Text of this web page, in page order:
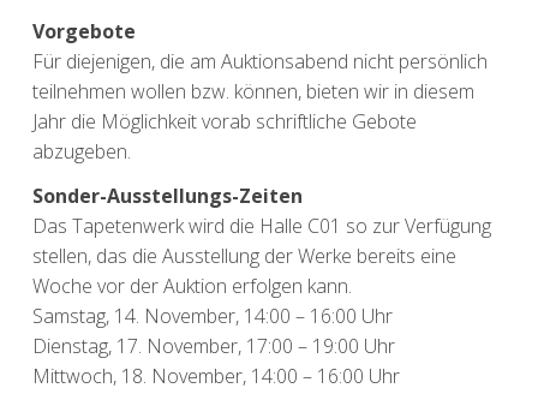
Vorgebote
Für diejenigen, die am Auktionsabend nicht persönlich
teilnehmen wollen bzw. können, bieten wir in diesem
Jahr die Möglichkeit vorab schriftliche Gebote
abzugeben.
Sonder-Ausstellungs-Zeiten
Das Tapetenwerk wird die Halle C01 so zur Verfügung
stellen, das die Ausstellung der Werke bereits eine
Woche vor der Auktion erfolgen kann.
Samstag, 14. November, 14:00 – 16:00 Uhr
Dienstag, 17. November, 17:00 – 19:00 Uhr
Mittwoch, 18. November, 14:00 – 16:00 Uhr